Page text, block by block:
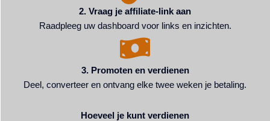
2. Vraag je affiliate-link aan
Raadpleeg uw dashboard voor links en inzichten.
3. Promoten en verdienen
Deel, converteer en ontvang elke twee weken je betaling.
Hoeveel je kunt verdienen